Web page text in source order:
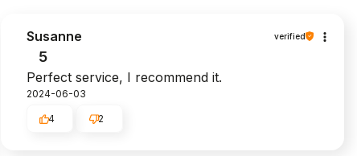
Susanne verified
5
Perfect service, I recommend it.
2024-06-03
4 2